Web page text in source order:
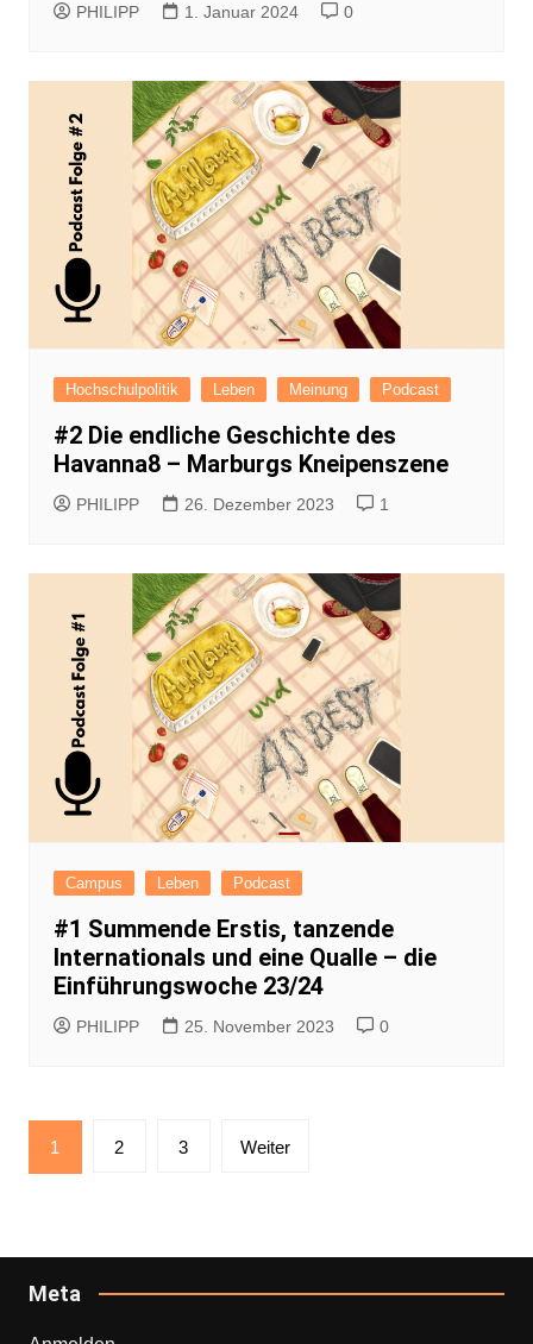
PHILIPP 1. Januar 2024 0
Hochschulpolitik Leben Meinung Podcast
#2 Die endliche Geschichte des
Havanna8 – Marburgs Kneipenszene
PHILIPP 26. Dezember 2023 1
Campus Leben Podcast
#1 Summende Erstis, tanzende
Internationals und eine Qualle – die
Einführungswoche 23/24
PHILIPP 25. November 2023 0
Seitennummerierung
der
1 2 3 Weiter
Meta